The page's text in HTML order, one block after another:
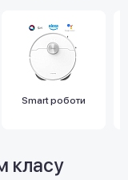
Smart роботи
класу